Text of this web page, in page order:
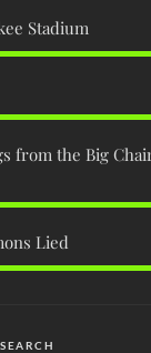
Stadium
from the Big
Lied
SEARCH